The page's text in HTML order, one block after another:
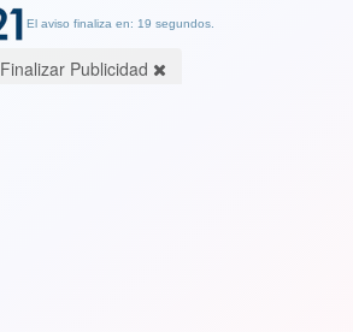
El aviso finaliza en: 19 segundos.
Finalizar Publicidad